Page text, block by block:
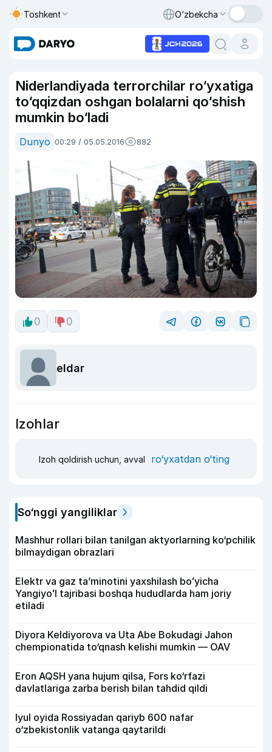
Toshkent O‘zbekcha
Niderlandiyada terrorchilar ro‘yxatiga
to‘qqizdan oshgan bolalarni qo‘shish
mumkin bo‘ladi
Dunyo 00:29 / 05.05.2016 882
0 0
eldar
Izohlar
Izoh qoldirish uchun, avval ro‘yxatdan o‘ting
So‘nggi yangiliklar
Mashhur rollari bilan tanilgan aktyorlarning ko‘pchilik
bilmaydigan obrazlari
Elektr va gaz taʼminotini yaxshilash boʻyicha
Yangiyoʻl tajribasi boshqa hududlarda ham joriy
etiladi
Diyora Keldiyorova va Uta Abe Bokudagi Jahon
chempionatida to‘qnash kelishi mumkin — OAV
Eron AQSH yana hujum qilsa, Fors ko‘rfazi
davlatlariga zarba berish bilan tahdid qildi
Iyul oyida Rossiyadan qariyb 600 nafar
o‘zbekistonlik vatanga qaytarildi